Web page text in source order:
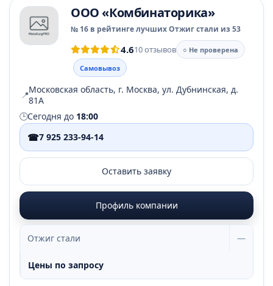
ООО «Комбинаторика»
№ 16 в рейтинге лучших Отжиг стали из 53
4.610 отзывов
○ Не проверена
Самовывоз
📍Московская область, г. Москва, ул. Дубнинская, д.
81А
🕒Сегодня до 18:00
☎7 925 233-94-14
Оставить заявку
Профиль компании
Отжиг стали —
Цены по запросу